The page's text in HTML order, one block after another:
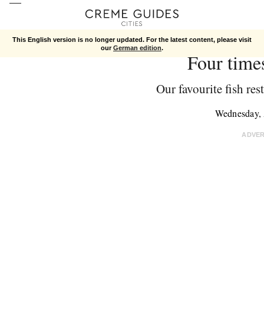
This English version is no longer updated. For the latest content, please visit
ourGerman edition.
Four
Our favourite fish